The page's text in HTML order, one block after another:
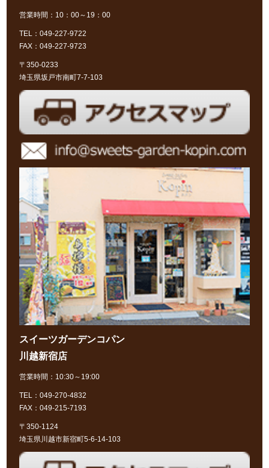
営業時間：10：00～19：00
TEL：049-227-9722
FAX：049-227-9723
〒350-0233
埼玉県坂戸市南町7-7-103
スイーツガーデンコパン
川越新宿店
営業時間：10:30～19:00
TEL：049-270-4832
FAX：049-215-7193
〒350-1124
埼玉県川越市新宿町5-6-14-103